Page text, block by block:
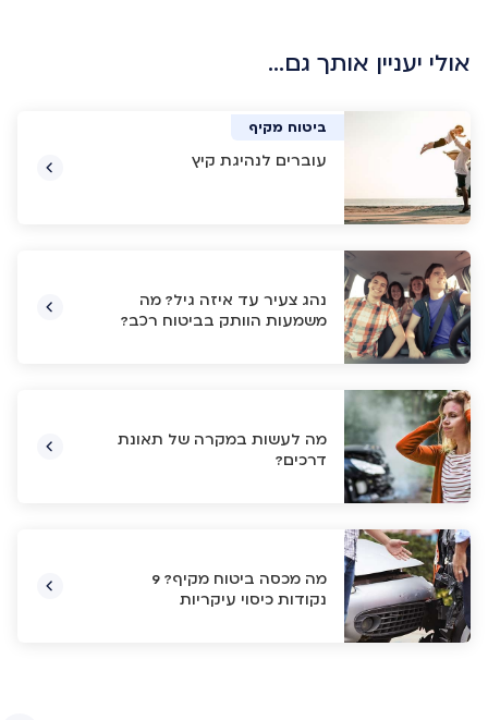
אולי יעניין אותך גם…
ביטוח רכב
עוברים לנהיגת קיץ
ביטוח רכב
נהג צעיר עד איזה גיל? מה
משמעות הוותק בביטוח רכב?
ביטוח רכב
מה לעשות במקרה של תאונת
דרכים?
ביטוח מקיף
מה מכסה ביטוח מקיף? 9
נקודות כיסוי עיקריות